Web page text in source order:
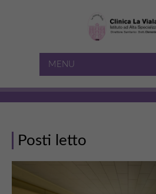
MENU
Posti letto